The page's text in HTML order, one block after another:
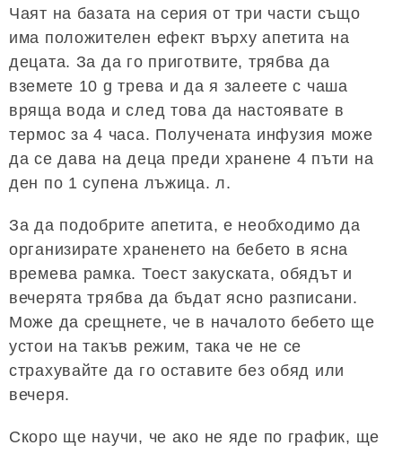
Чаят на базата на серия от три части също
има положителен ефект върху апетита на
децата. За да го приготвите, трябва да
вземете 10 g трева и да я залеете с чаша
вряща вода и след това да настоявате в
термос за 4 часа. Получената инфузия може
да се дава на деца преди хранене 4 пъти на
ден по 1 супена лъжица. л.
За да подобрите апетита, е необходимо да
организирате храненето на бебето в ясна
времева рамка. Тоест закуската, обядът и
вечерята трябва да бъдат ясно разписани.
Може да срещнете, че в началото бебето ще
устои на такъв режим, така че не се
страхувайте да го оставите без обяд или
вечеря.
Скоро ще научи, че ако не яде по график, ще